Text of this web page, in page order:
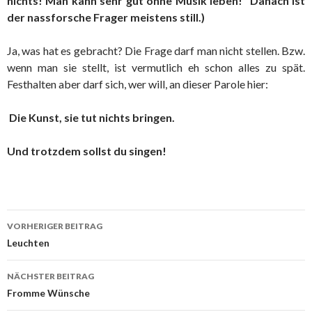
der nassforsche Frager meistens still.)
Ja, was hat es gebracht? Die Frage darf man nicht stellen. Bzw.
wenn man sie stellt, ist vermutlich eh schon alles zu spät.
Festhalten aber darf sich, wer will, an dieser Parole hier:
Die Kunst, sie tut nichts bringen.
Und trotzdem sollst du singen!
Beitragsnavigation
VORHERIGER BEITRAG
Leuchten
NÄCHSTER BEITRAG
Fromme Wünsche